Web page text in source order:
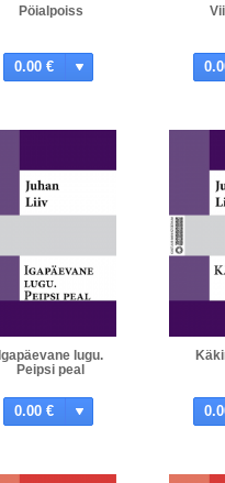
Pöialpoiss
0.00 €
Igapäevane lugu.
Peipsi peal
0.00 €